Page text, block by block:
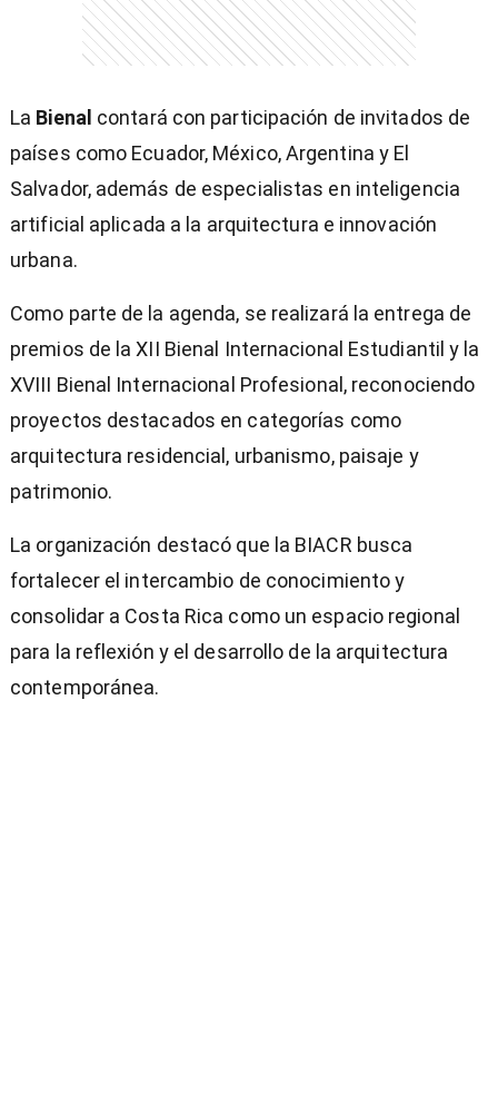
La Bienal contará con participación de invitados de
países como Ecuador, México, Argentina y El
Salvador, además de especialistas en inteligencia
artificial aplicada a la arquitectura e innovación
urbana.
Como parte de la agenda, se realizará la entrega de
premios de la XII Bienal Internacional Estudiantil y la
XVIII Bienal Internacional Profesional, reconociendo
proyectos destacados en categorías como
arquitectura residencial, urbanismo, paisaje y
patrimonio.
La organización destacó que la BIACR busca
fortalecer el intercambio de conocimiento y
consolidar a Costa Rica como un espacio regional
para la reflexión y el desarrollo de la arquitectura
contemporánea.